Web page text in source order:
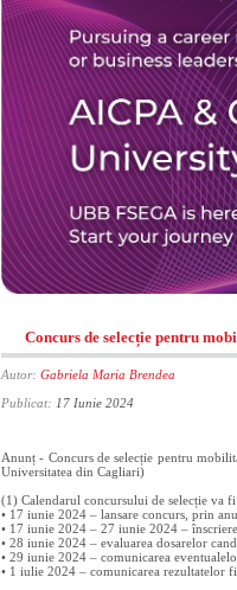
Concurs de selecție pentru
Autor: Gabriela Maria Brendea
Publicat: 17 Iunie 2024
Anunț - Concurs de selecție pentru
Universitatea din Cagliari)
(1) Calendarul concursului de selecție va
• 17 iunie 2024 – lansare concurs, prin
• 17 iunie 2024 – 27 iunie 2024 –
• 28 iunie 2024 – evaluarea dosarelor
• 29 iunie 2024 – comunicarea
• 1 iulie 2024 – comunicarea rezultatelor